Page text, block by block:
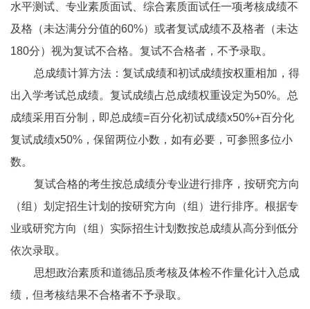
水平测试、专业素质面试、综合素质面试任一项考核成绩不
及格（未达满分分值的60%）或者复试成绩不及格者（未达
180分）视为复试不合格。复试不合格者，不予录取。
总成绩计算方法：复试成绩和初试成绩按权重相加，得
出入学考试总成绩。复试成绩占总成绩权重设定为50%。总
成绩采用百分制，即总成绩=百分化初试成绩x50%+百分化
复试成绩x50%，保留两位小数，如有必要，可参照多位小
数。
复试合格的考生按总成绩分专业进行排序，按研究方向
（组）划定招生计划的按研究方向（组）进行排序。根据专
业或研究方向（组）实际招生计划数按总成绩从高分到低分
依次录取。
思想政治素质和道德品质考核及体检不作量化计入总成
绩，但考核结果不合格者不予录取。